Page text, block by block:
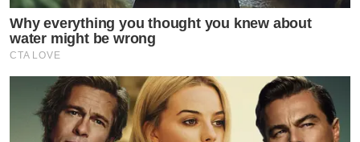
Why everything you thought you knew about
water might be wrong
CTA LOVE